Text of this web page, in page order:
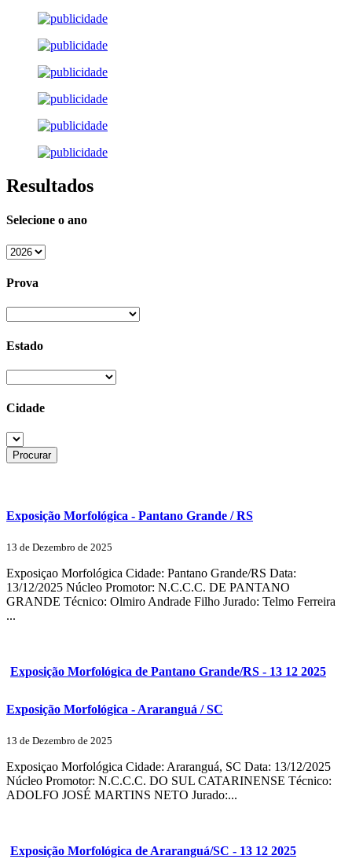
Resultados
Selecione o ano
Prova
Estado
Cidade
Exposição Morfológica - Pantano Grande / RS
13 de Dezembro de 2025
Exposiçao Morfológica Cidade: Pantano Grande/RS Data:
13/12/2025 Núcleo Promotor: N.C.C.C. DE PANTANO
GRANDE Técnico: Olmiro Andrade Filho Jurado: Telmo Ferreira
...
Exposição Morfológica de Pantano Grande/RS - 13 12 2025
Exposição Morfológica - Araranguá / SC
13 de Dezembro de 2025
Exposiçao Morfológica Cidade: Araranguá, SC Data: 13/12/2025
Núcleo Promotor: N.C.C.C. DO SUL CATARINENSE Técnico:
ADOLFO JOSÉ MARTINS NETO Jurado:...
Exposição Morfológica de Araranguá/SC - 13 12 2025